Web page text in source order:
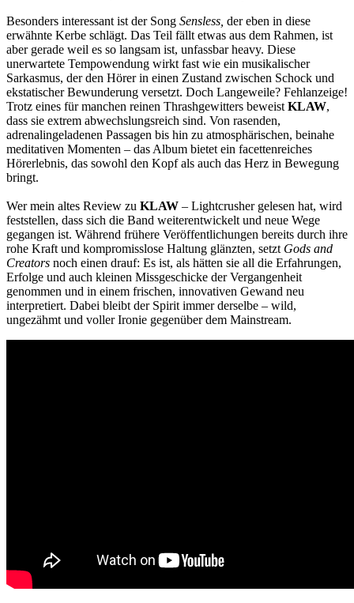
Besonders interessant ist der Song Sensless, der eben in diese
erwähnte Kerbe schlägt. Das Teil fällt etwas aus dem Rahmen, ist
aber gerade weil es so langsam ist, unfassbar heavy. Diese
unerwartete Tempowendung wirkt fast wie ein musikalischer
Sarkasmus, der den Hörer in einen Zustand zwischen Schock und
ekstatischer Bewunderung versetzt. Doch Langeweile? Fehlanzeige!
Trotz eines für manchen reinen Thrashgewitters beweist KLAW,
dass sie extrem abwechslungsreich sind. Von rasenden,
adrenalingeladenen Passagen bis hin zu atmosphärischen, beinahe
meditativen Momenten – das Album bietet ein facettenreiches
Hörerlebnis, das sowohl den Kopf als auch das Herz in Bewegung
bringt.
Wer mein altes Review zu KLAW – Lightcrusher gelesen hat, wird
feststellen, dass sich die Band weiterentwickelt und neue Wege
gegangen ist. Während frühere Veröffentlichungen bereits durch ihre
rohe Kraft und kompromisslose Haltung glänzten, setzt Gods and
Creators noch einen drauf: Es ist, als hätten sie all die Erfahrungen,
Erfolge und auch kleinen Missgeschicke der Vergangenheit
genommen und in einem frischen, innovativen Gewand neu
interpretiert. Dabei bleibt der Spirit immer derselbe – wild,
ungezähmt und voller Ironie gegenüber dem Mainstream.